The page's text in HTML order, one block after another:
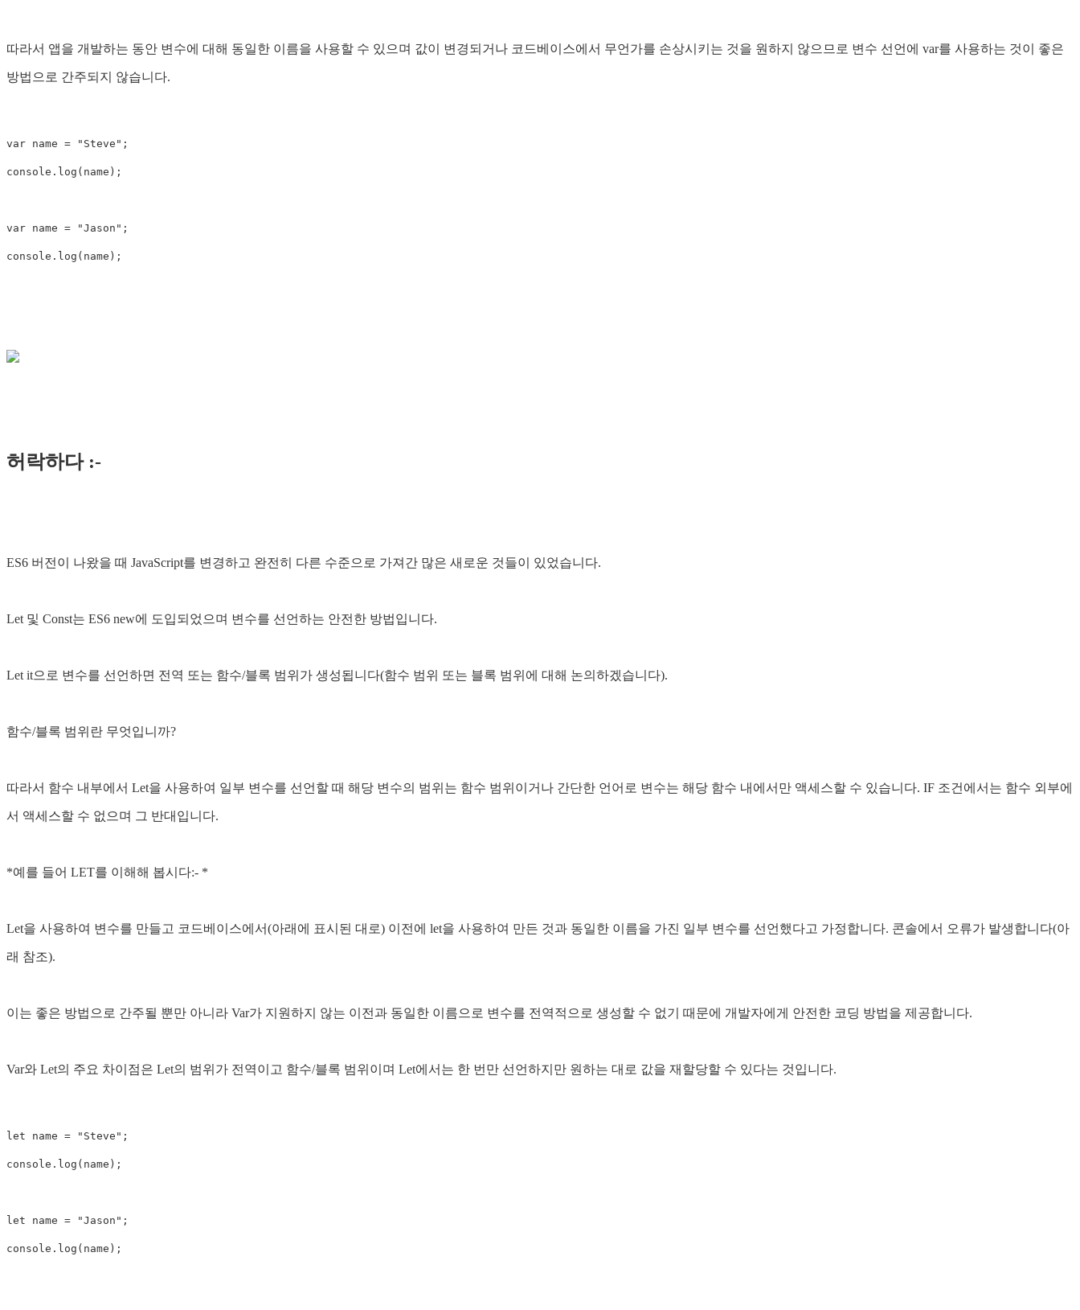
따라서 앱을 개발하는 동안 변수에 대해 동일한 이름을 사용할 수 있으며 값이 변경되거나 코드베이스에서 무언가를 손상시키는 것을 원하지 않으므로 변수 선언에 var를 사용하는 것이 좋은
방법으로 간주되지 않습니다.
var name = "Steve";
console.log(name);
var name = "Jason";
허락하다 :-
ES6 버전이 나왔을 때 JavaScript를 변경하고 완전히 다른 수준으로 가져간 많은 새로운 것들이 있었습니다.
Let 및 Const는 ES6 new에 도입되었으며 변수를 선언하는 안전한 방법입니다.
Let it으로 변수를 선언하면 전역 또는 함수/블록 범위가 생성됩니다(함수 범위 또는 블록 범위에 대해 논의하겠습니다).
함수/블록 범위란 무엇입니까?
따라서 함수 내부에서 Let을 사용하여 일부 변수를 선언할 때 해당 변수의 범위는 함수 범위이거나 간단한 언어로 변수는 해당 함수 내에서만 액세스할 수 있습니다. IF 조건에서는 함수 외부에
서 액세스할 수 없으며 그 반대입니다.
*예를 들어 LET를 이해해 봅시다:- *
Let을 사용하여 변수를 만들고 코드베이스에서(아래에 표시된 대로) 이전에 let을 사용하여 만든 것과 동일한 이름을 가진 일부 변수를 선언했다고 가정합니다. 콘솔에서 오류가 발생합니다(아
래 참조).
이는 좋은 방법으로 간주될 뿐만 아니라 Var가 지원하지 않는 이전과 동일한 이름으로 변수를 전역적으로 생성할 수 없기 때문에 개발자에게 안전한 코딩 방법을 제공합니다.
Var와 Let의 주요 차이점은 Let의 범위가 전역이고 함수/블록 범위이며 Let에서는 한 번만 선언하지만 원하는 대로 값을 재할당할 수 있다는 것입니다.
let name = "Steve";
console.log(name);
let name = "Jason";